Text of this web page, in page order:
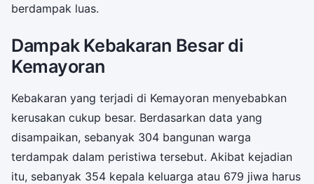
berdampak luas.
Dampak Kebakaran Besar di
Kemayoran
Kebakaran yang terjadi di Kemayoran menyebabkan
kerusakan cukup besar. Berdasarkan data yang
disampaikan, sebanyak 304 bangunan warga
terdampak dalam peristiwa tersebut. Akibat kejadian
itu, sebanyak 354 kepala keluarga atau 679 jiwa harus